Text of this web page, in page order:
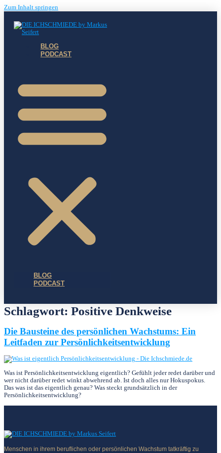
Zum Inhalt springen
BLOG
PODCAST
BLOG
PODCAST
Schlagwort: Positive Denkweise
Die Bausteine des persönlichen Wachstums: Ein
Leitfaden zur Persönlichkeitsentwicklung
Was ist Persönlichkeitsentwicklung eigentlich? Gefühlt jeder redet darüber und
wer nicht darüber redet winkt abwehrend ab. Ist doch alles nur Hokuspokus.
Das was ist das eigentlich genau? Was steckt grundsätzlich in der
Persönlichkeitsentwicklung?
Menschen in ihrem beruflichen oder persönlichen Wachstum tatkräftig zu